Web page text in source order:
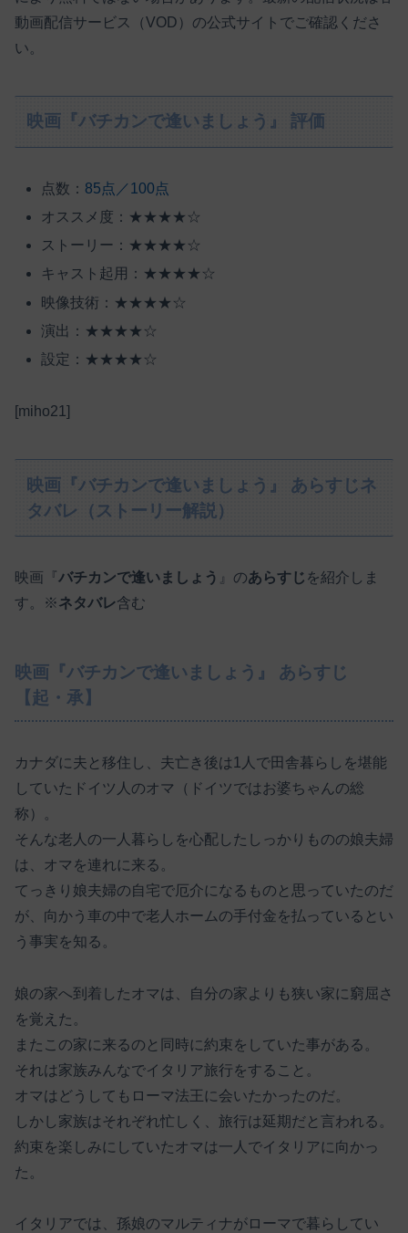
動画配信サービス（VOD）の公式サイトでご確認くださ
い。
映画『バチカンで逢いましょう』 評価
点数： 85点／100点
オススメ度：★★★★☆
ストーリー：★★★★☆
キャスト起用：★★★★☆
映像技術：★★★★☆
演出：★★★★☆
設定：★★★★☆
[miho21]
映画『バチカンで逢いましょう』 あらすじネ
タバレ（ストーリー解説）
映画『バチカンで逢いましょう 』のあらすじ を紹介しま
す。※ネタバレ含む
映画『バチカンで逢いましょう』 あらすじ
【起・承】
カナダに夫と移住し、夫亡き後は1人で田舎暮らしを堪能
していたドイツ人のオマ（ドイツではお婆ちゃんの総
称）。
そんな老人の一人暮らしを心配したしっかりものの娘夫婦
は、オマを連れに来る。
てっきり娘夫婦の自宅で厄介になるものと思っていたのだ
が、向かう車の中で老人ホームの手付金を払っているとい
う事実を知る。
娘の家へ到着したオマは、自分の家よりも狭い家に窮屈さ
を覚えた。
またこの家に来るのと同時に約束をしていた事がある。
それは家族みんなでイタリア旅行をすること。
オマはどうしてもローマ法王に会いたかったのだ。
しかし家族はそれぞれ忙しく、旅行は延期だと言われる。
約束を楽しみにしていたオマは一人でイタリアに向かっ
た。
イタリアでは、孫娘のマルティナがローマで暮らしてい